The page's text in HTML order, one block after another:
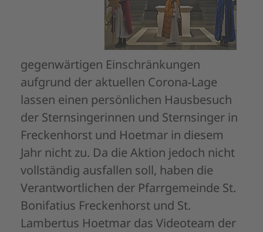
gegenwärtigen Einschränkungen
aufgrund der aktuellen Corona-Lage
lassen einen persönlichen Hausbesuch
der Sternsingerinnen und Sternsinger in
Freckenhorst und Hoetmar in diesem
Jahr nicht zu. Da die Aktion jedoch nicht
vollständig ausfallen soll, haben die
Verantwortlichen der Pfarrgemeinde St.
Bonifatius Freckenhorst und St.
Lambertus Hoetmar das Videoteam der